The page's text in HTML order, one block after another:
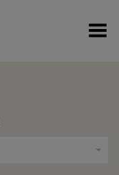
Menú Alterno